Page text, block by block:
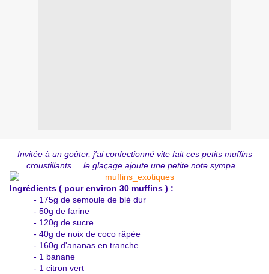
Invitée à un goûter, j'ai confectionné vite fait ces petits muffins
croustillants ... le glaçage ajoute une petite note sympa...
Ingrédients ( pour environ 30 muffins ) :
- 175g de semoule de blé dur
- 50g de farine
- 120g de sucre
- 40g de noix de coco râpée
- 160g d'ananas en tranche
- 1 banane
- 1 citron vert